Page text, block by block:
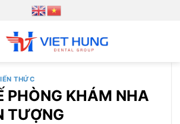
THỨC
PHÒNG KHÁM NHA
TƯỢNG